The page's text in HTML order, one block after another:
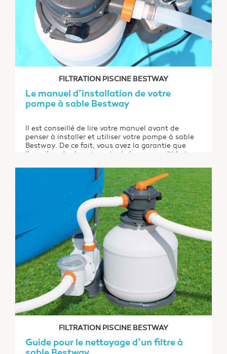
FILTRATION PISCINE BESTWAY
Le manuel d’installation de votre
pompe à sable Bestway
Il est conseillé de lire votre manuel avant de
penser à installer et utiliser votre pompe à sable
Bestway. De ce fait, vous avez la garantie que
l’eau de votre bassin reste de bonne qualité et
salubrité. En suivant les recommandations du
manuel, vous réalisez une installation dans les...
FILTRATION PISCINE BESTWAY
Guide pour le nettoyage d’un filtre à